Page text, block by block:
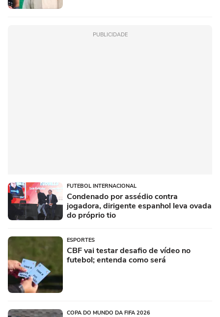
PUBLICIDADE
FUTEBOL INTERNACIONAL
Condenado por assédio contra
jogadora, dirigente espanhol leva ovada
do próprio tio
ESPORTES
CBF vai testar desafio de vídeo no
futebol; entenda como será
COPA DO MUNDO DA FIFA 2026